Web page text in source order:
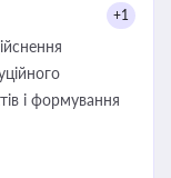
+1
і формування